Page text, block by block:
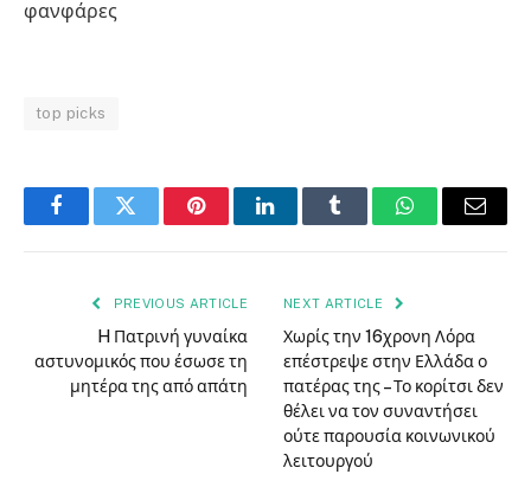
φανφάρες
top picks
FacebookTwitter PinterestLinkedInTumblr WhatsAppEmail
PREVIOUS ARTICLE
H Πατρινή γυναίκα
αστυνομικός που έσωσε τη
μητέρα της από απάτη
NEXT ARTICLE
Χωρίς την 16χρονη Λόρα
επέστρεψε στην Ελλάδα ο
πατέρας της – Το κορίτσι δεν
θέλει να τον συναντήσει
ούτε παρουσία κοινωνικού
λειτουργού